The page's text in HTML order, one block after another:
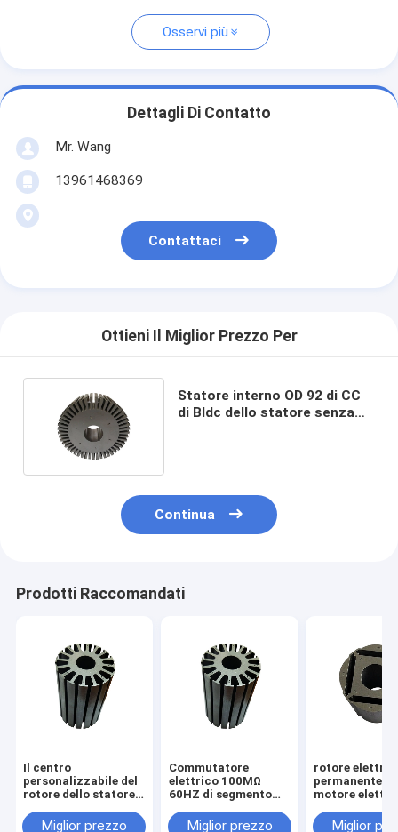
Osservi più
Dettagli Di Contatto
Mr. Wang
13961468369
Contattaci
Ottieni Il Miglior Prezzo Per
Statore interno OD 92 di CC
di Bldc dello statore senza
Continua
Prodotti Raccomandati
Il centro
personalizzabile del
rotore dello statore
della pompa che
Miglior prezzo
Commutatore
elettrico 100MΩ
60HZ di segmento
dello statore della
Miglior prezzo
rotore
permanente
motore
del neodimio
Miglior